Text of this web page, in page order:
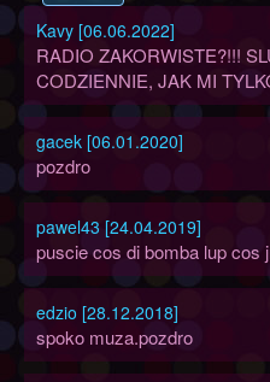
Kavy [06.06.2022]
RADIO ZAKORWISTE?!!!
CODZIENNIE, JAK MI
gacek [06.01.2020]
pozdro
pawel43 [24.04.2019]
puscie cos di bomba lup cos
edzio [28.12.2018]
spoko muza.pozdro